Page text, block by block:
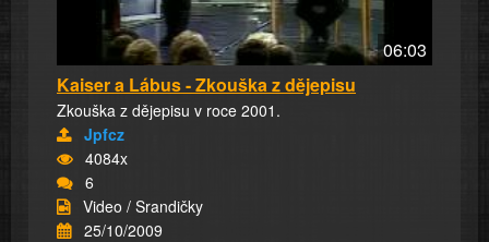
06:03
Kaiser a Lábus - Zkouška z dějepisu
Zkouška z dějepisu v roce 2001.
Jpfcz
4084x
6
Video / Srandičky
25/10/2009